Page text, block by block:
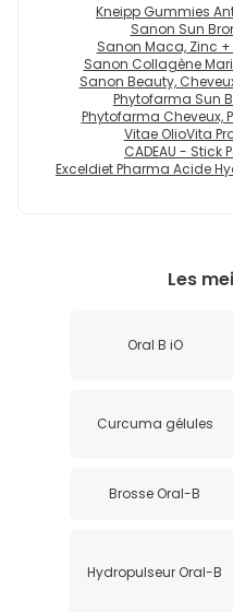
Kneipp Gummies
Sanon Sun
Sanon Maca, Zinc
Sanon Collagène
Sanon Beauty,
Phytofarma Sun
Phytofarma Cheveux,
Vitae OlioVita
CADEAU - Stick
Exceldiet Pharma Acide
Les
Oral B iO
Curcuma gélules
Brosse Oral-B
Hydropulseur Oral-B